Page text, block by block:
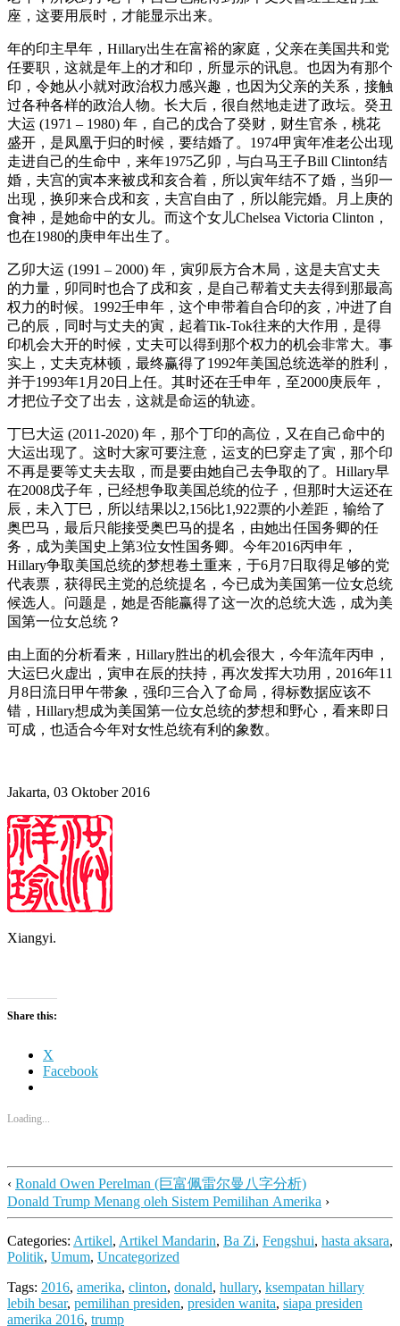
座，这要用辰时，才能显示出来。
年的印主早年，Hillary出生在富裕的家庭，父亲在美国共和党
任要职，这就是年上的才和印，所显示的讯息。也因为有那个
印，令她从小就对政治权力感兴趣，也因为父亲的关系，接触
过各种各样的政治人物。长大后，很自然地走进了政坛。癸丑
大运 (1971 – 1980) 年，自己的戊合了癸财，财生官杀，桃花
盛开，是凤凰于归的时候，要结婚了。1974甲寅年准老公出现
走进自己的生命中，来年1975乙卯，与白马王子Bill Clinton结
婚，夫宫的寅本来被戌和亥合着，所以寅年结不了婚，当卯一
出现，换卯来合戌和亥，夫宫自由了，所以能完婚。月上庚的
食神，是她命中的女儿。而这个女儿Chelsea Victoria Clinton，
也在1980的庚申年出生了。
乙卯大运 (1991 – 2000) 年，寅卯辰方合木局，这是夫宫丈夫
的力量，卯同时也合了戌和亥，是自己帮着丈夫去得到那最高
权力的时候。1992壬申年，这个申带着自合印的亥，冲进了自
己的辰，同时与丈夫的寅，起着Tik-Tok往来的大作用，是得
印机会大开的时候，丈夫可以得到那个权力的机会非常大。事
实上，丈夫克林顿，最终赢得了1992年美国总统选举的胜利，
并于1993年1月20日上任。其时还在壬申年，至2000庚辰年，
才把位子交了出去，这就是命运的轨迹。
丁巳大运 (2011-2020) 年，那个丁印的高位，又在自己命中的
大运出现了。这时大家可要注意，运支的巳穿走了寅，那个印
不再是要等丈夫去取，而是要由她自己去争取的了。Hillary早
在2008戊子年，已经想争取美国总统的位子，但那时大运还在
辰，未入丁巳，所以结果以2,156比1,922票的小差距，输给了
奥巴马，最后只能接受奥巴马的提名，由她出任国务卿的任
务，成为美国史上第3位女性国务卿。今年2016丙申年，
Hillary争取美国总统的梦想卷土重来，于6月7日取得足够的党
代表票，获得民主党的总统提名，今已成为美国第一位女总统
候选人。问题是，她是否能赢得了这一次的总统大选，成为美
国第一位女总统？
由上面的分析看来，Hillary胜出的机会很大，今年流年丙申，
大运巳火虚出，寅申在辰的扶持，再次发挥大功用，2016年11
月8日流日甲午带象，强印三合入了命局，得标数据应该不
错，Hillary想成为美国第一位女总统的梦想和野心，看来即日
可成，也适合今年对女性总统有利的象数。
Jakarta, 03 Oktober 2016
Xiangyi.
Share this:
X
Facebook
Loading...
‹ Ronald Owen Perelman (巨富佩雷尔曼八字分析)
Donald Trump Menang oleh Sistem Pemilihan Amerika ›
Categories: Artikel, Artikel Mandarin, Ba Zi, Fengshui, hasta aksara,
Politik, Umum, Uncategorized
Tags: 2016, amerika, clinton, donald, hullary, ksempatan hillary
lebih besar, pemilihan presiden, presiden wanita, siapa presiden
amerika 2016, trump